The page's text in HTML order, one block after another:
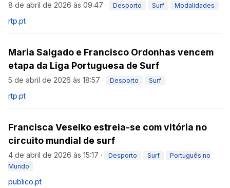
8 de abril de 2026 às 09:47 · Desporto Surf Modalidades
rtp.pt
Maria Salgado e Francisco Ordonhas vencem
etapa da Liga Portuguesa de Surf
5 de abril de 2026 às 18:57 · Desporto Surf
rtp.pt
Francisca Veselko estreia-se com vitória no
circuito mundial de surf
4 de abril de 2026 às 15:17 · Desporto Surf
Português no
Mundo
publico.pt